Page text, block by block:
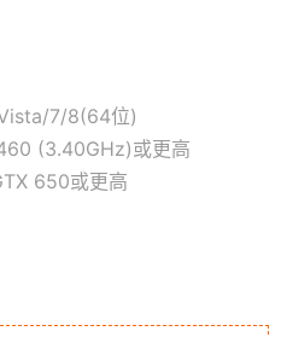
7/8(64位)
(3.40GHz)或更高
650或更高